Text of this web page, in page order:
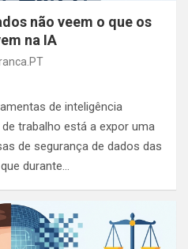
não veem o que os
na IA
de inteligência
trabalho está a expor uma
de segurança de dados das
durante…